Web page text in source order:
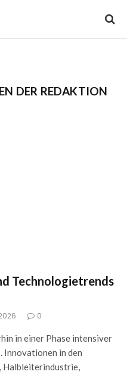
DER REDAKTION
Technologietrends
0
in einer Phase intensiver
in den
Halbleiterindustrie,